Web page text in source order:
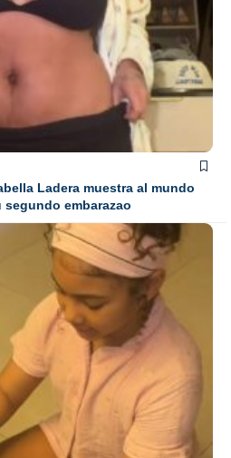
Ladera muestra al mundo
embarazao